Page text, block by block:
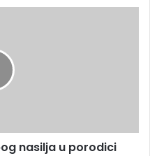
nasilja u porodici